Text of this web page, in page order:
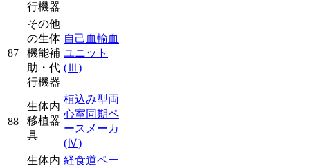
行機器
87
その他
の生体
機能補
助・代
行機器
自己血輸血
ユニット
(Ⅲ)
88
生体内
移植器
具
植込み型両
心室同期ペ
ースメーカ
(Ⅳ)
生体内 経食道ペー